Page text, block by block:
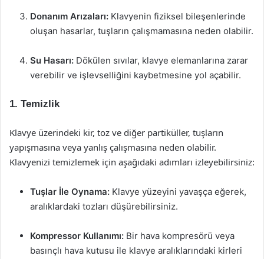
Donanım Arızaları: Klavyenin fiziksel bileşenlerinde
oluşan hasarlar, tuşların çalışmamasına neden olabilir.
Su Hasarı: Dökülen sıvılar, klavye elemanlarına zarar
verebilir ve işlevselliğini kaybetmesine yol açabilir.
1. Temizlik
Klavye üzerindeki kir, toz ve diğer partiküller, tuşların
yapışmasına veya yanlış çalışmasına neden olabilir.
Klavyenizi temizlemek için aşağıdaki adımları izleyebilirsiniz:
Tuşlar İle Oynama: Klavye yüzeyini yavaşça eğerek,
aralıklardaki tozları düşürebilirsiniz.
Kompressor Kullanımı: Bir hava kompresörü veya
basınçlı hava kutusu ile klavye aralıklarındaki kirleri